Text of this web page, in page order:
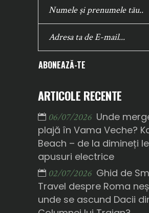
ABONEAZĂ-TE
ARTICOLE RECENTE
06/07/2026 Unde
plajă în Vama Veche?
Beach – de la dimineți
apusuri electrice
02/07/2026 Ghid de
Travel despre Roma
unde se ascund Dacii